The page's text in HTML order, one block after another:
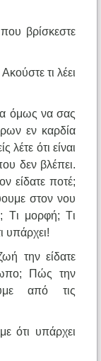
βρίσκεστε
τι λέει
όμως να σας
εν καρδία
ότι είναι
δεν βλέπει.
είδατε ποτέ;
στον νου
Tι μορφή; Tι
υπάρχει!
την είδατε
Πώς την
από τις
ότι υπάρχει